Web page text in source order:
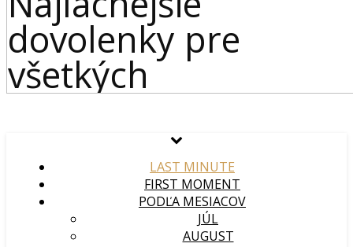
LAST MINUTE
FIRST MOMENT
PODĽA MESIACOV
JÚL
AUGUST